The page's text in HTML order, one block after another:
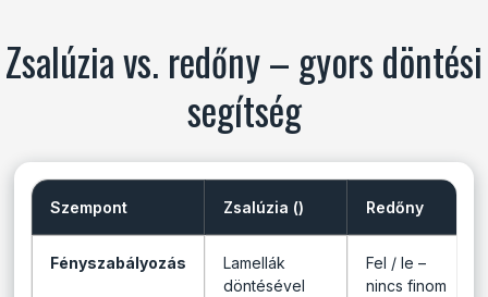
Zsalúzia vs. redőny – gyors döntési
segítség
Szempont Zsalúzia () Redőny
Fényszabályozás
Lamellák
döntésével
Fel / le –
nincs finom